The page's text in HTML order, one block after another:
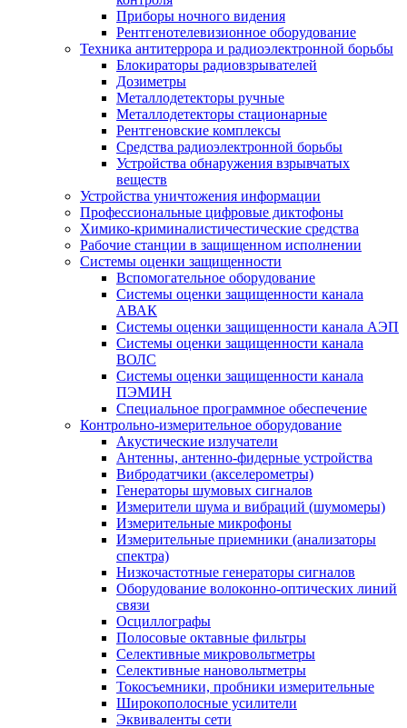
Приборы ночного видения
Рентгенотелевизионное оборудование
Техника антитеррора и радиоэлектронной борьбы
Блокираторы радиовзрывателей
Дозиметры
Металлодетекторы ручные
Металлодетекторы стационарные
Рентгеновские комплексы
Средства радиоэлектронной борьбы
Устройства обнаружения взрывчатых
веществ
Устройства уничтожения информации
Профессиональные цифровые диктофоны
Химико-криминалистичестические средства
Рабочие станции в защищенном исполнении
Системы оценки защищенности
Вспомогательное оборудование
Системы оценки защищенности канала
АВАК
Системы оценки защищенности канала АЭП
Системы оценки защищенности канала
ВОЛС
Системы оценки защищенности канала
ПЭМИН
Специальное программное обеспечение
Контрольно-измерительное оборудование
Акустические излучатели
Антенны, антенно-фидерные устройства
Вибродатчики (акселерометры)
Генераторы шумовых сигналов
Измерители шума и вибраций (шумомеры)
Измерительные микрофоны
Измерительные приемники (анализаторы
спектра)
Низкочастотные генераторы сигналов
Оборудование волоконно-оптических линий
связи
Осциллографы
Полосовые октавные фильтры
Селективные микровольтметры
Селективные нановольтметры
Токосъемники, пробники измерительные
Широкополосные усилители
Эквиваленты сети